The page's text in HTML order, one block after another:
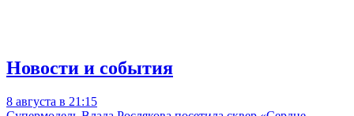
Новости и события
8 августа в 21:15